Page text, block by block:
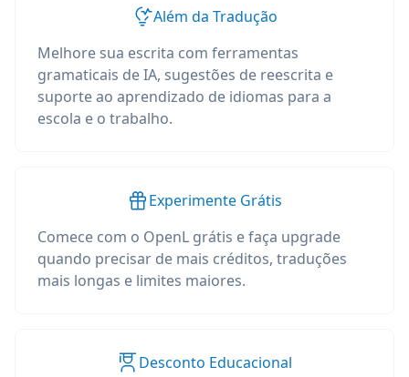
Além da Tradução
Melhore sua escrita com ferramentas
gramaticais de IA, sugestões de reescrita e
suporte ao aprendizado de idiomas para a
escola e o trabalho.
Experimente Grátis
Comece com o OpenL grátis e faça upgrade
quando precisar de mais créditos, traduções
mais longas e limites maiores.
Desconto Educacional